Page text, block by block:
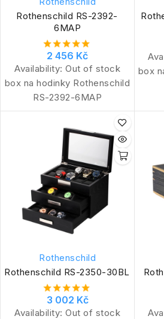
Rothenschild RS-2392-
6MAP
2 456 Kč
Availability: Out of stock
box na hodinky Rothenschild
RS-2392-6MAP
box
Rothenschild
Rothenschild RS-2350-30BL
3 002 Kč
Availability: Out of stock